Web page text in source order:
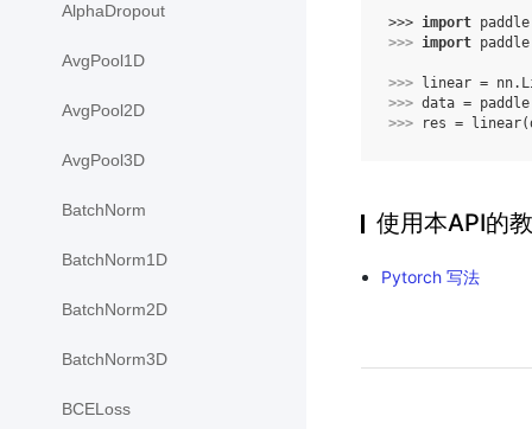
AlphaDropout
AvgPool1D
AvgPool2D
AvgPool3D
BatchNorm
BatchNorm1D
BatchNorm2D
BatchNorm3D
BCELoss
>>> import paddle
>>> import
>>> linear = nn.
>>> data = paddle
>>>
res = linear(
使用本API的
Pytorch 写法